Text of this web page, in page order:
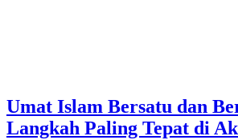
Umat Islam Bersatu dan
Langkah Paling Tepat di